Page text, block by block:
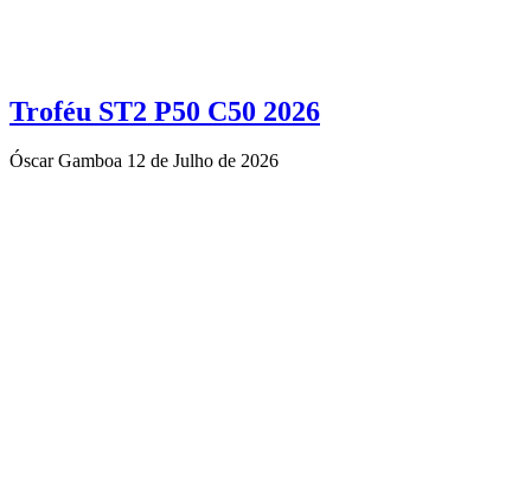
Troféu ST2 P50 C50 2026
Óscar Gamboa 12 de Julho de 2026